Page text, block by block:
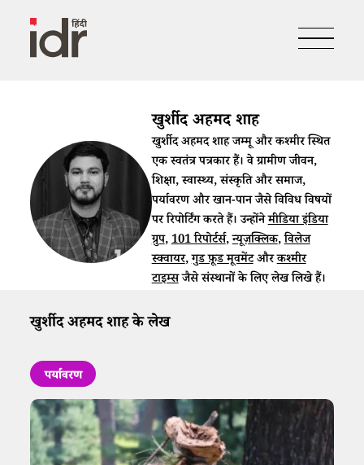
खुर्शीद अहमद शाह
खुर्शीद अहमद शाह जम्मू और कश्मीर स्थित
एक स्वतंत्र पत्रकार हैं। वे ग्रामीण जीवन,
शिक्षा, स्वास्थ्य, संस्कृति और समाज,
पर्यावरण और खान-पान जैसे विविध विषयों
पर रिपोर्टिंग करते हैं। उन्होंनेमीडिया इंडिया
ग्रुप,101 रिपोर्टर्स,न्यूज़क्लिक,विलेज
स्क्वायर,गुड फ़ूड मूवमेंटऔरकश्मीर
टाइम्सजैसे संस्थानों के लिए लेख लिखे हैं।
खुर्शीद अहमद शाह के लेख
पर्यावरण